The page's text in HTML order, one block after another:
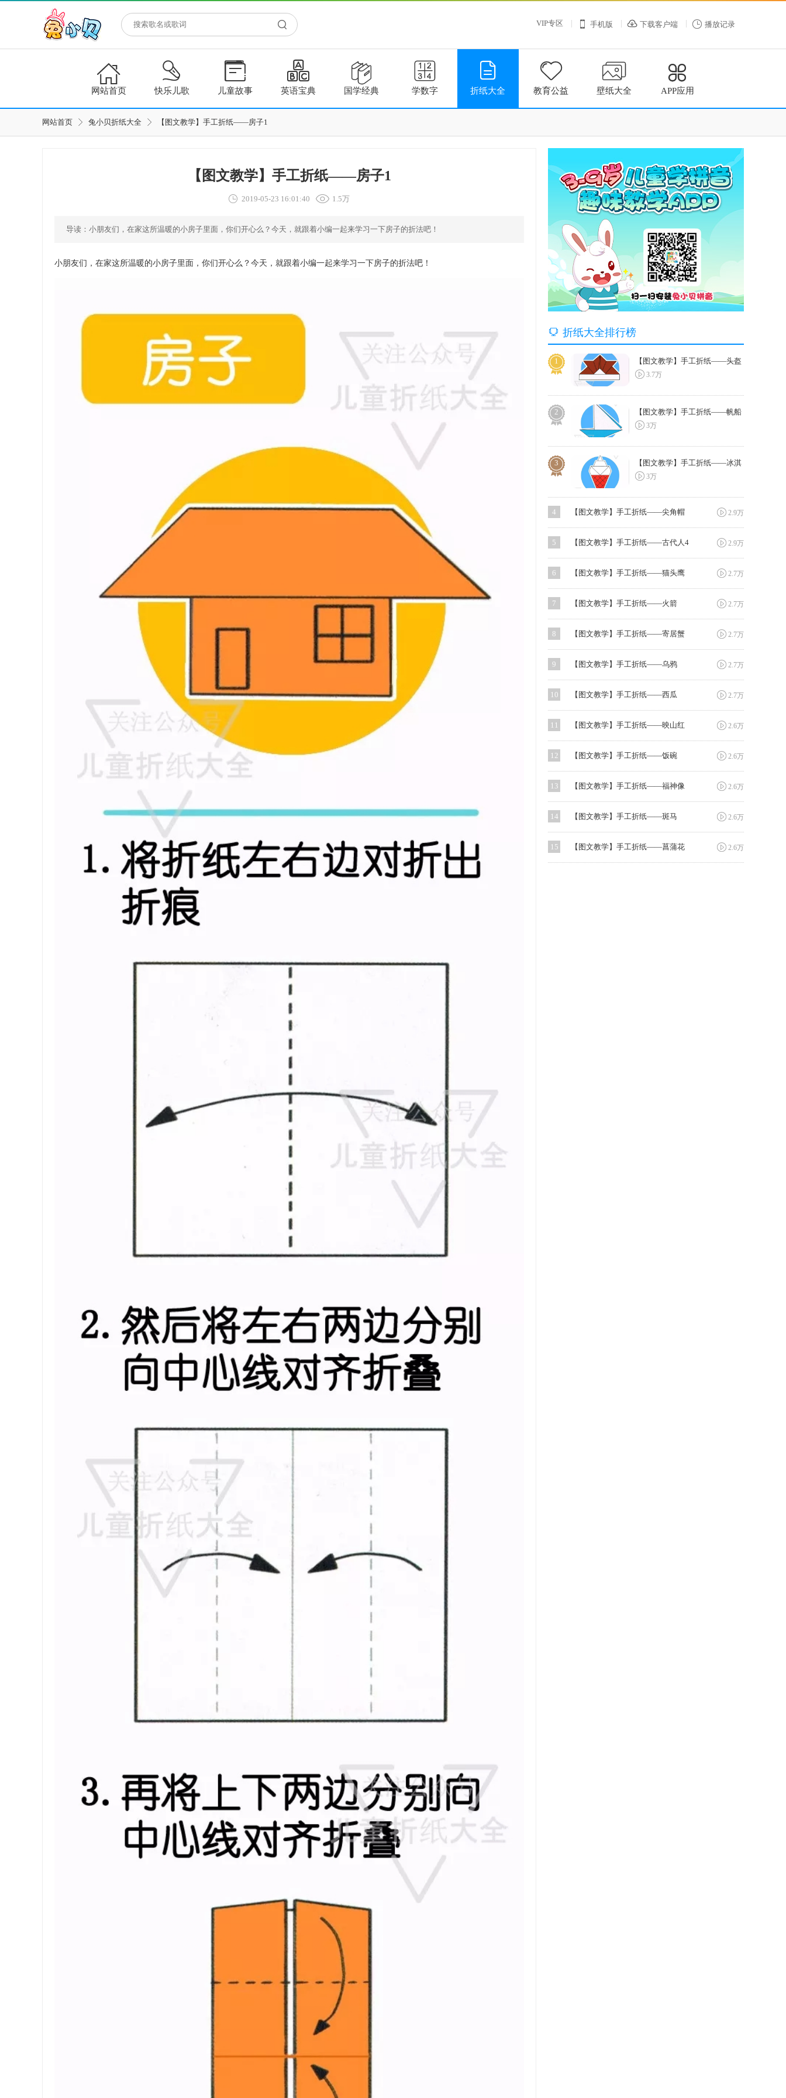
VIP专区  手机版  下载客户端  播放记录

网站首页

快乐儿歌

儿童故事

英语宝典

国学经典

学数字

折纸大全

教育公益

壁纸大全

APP应用
网站首页 兔小贝折纸大全 【图文教学】手工折纸——房子1
【图文教学】手工折纸——房子1
2019-05-23 16:01:40 1.5万
导读：小朋友们，在家这所温暖的小房子里面，你们开心么？今天，就跟着小编一起来学习一下房子的折法吧！
小朋友们，在家这所温暖的小房子里面，你们开心么？今天，就跟着小编一起来学习一下房子的折法吧！
 折纸大全排行榜
1 【图文教学】手工折纸——头盔
 3.7万
2
【图文教学】手工折纸——帆船
1
 3万
3
【图文教学】手工折纸——冰淇
淋
 3万
4 【图文教学】手工折纸——尖角帽  2.9万
5 【图文教学】手工折纸——古代人4  2.9万
6 【图文教学】手工折纸——猫头鹰  2.7万
7 【图文教学】手工折纸——火箭  2.7万
8 【图文教学】手工折纸——寄居蟹  2.7万
9 【图文教学】手工折纸——乌鸦  2.7万
10 【图文教学】手工折纸——西瓜  2.7万
11 【图文教学】手工折纸——映山红  2.6万
12 【图文教学】手工折纸——饭碗  2.6万
13 【图文教学】手工折纸——福神像  2.6万
14 【图文教学】手工折纸——斑马  2.6万
15 【图文教学】手工折纸——菖蒲花  2.6万